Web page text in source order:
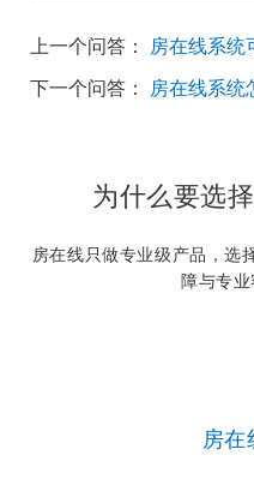
上一个问答：
房在线系统
下一个问答：
房在线系统
为什么要选
房在线只做专业级产品，选
障与专业
房在